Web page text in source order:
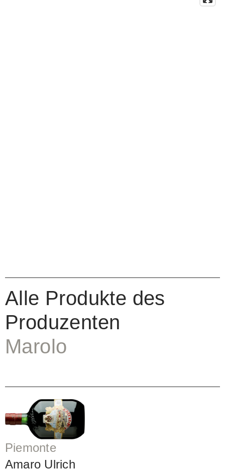
Alle Produkte des
Produzenten
Marolo
Piemonte
Amaro Ulrich